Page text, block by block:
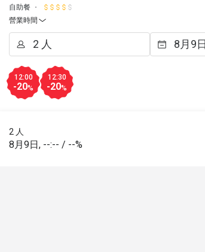
J
j***********5
自助餐
營業時間
12:00
-20%
12:30
-20%
2 人
8月9日 , --:-- / --%